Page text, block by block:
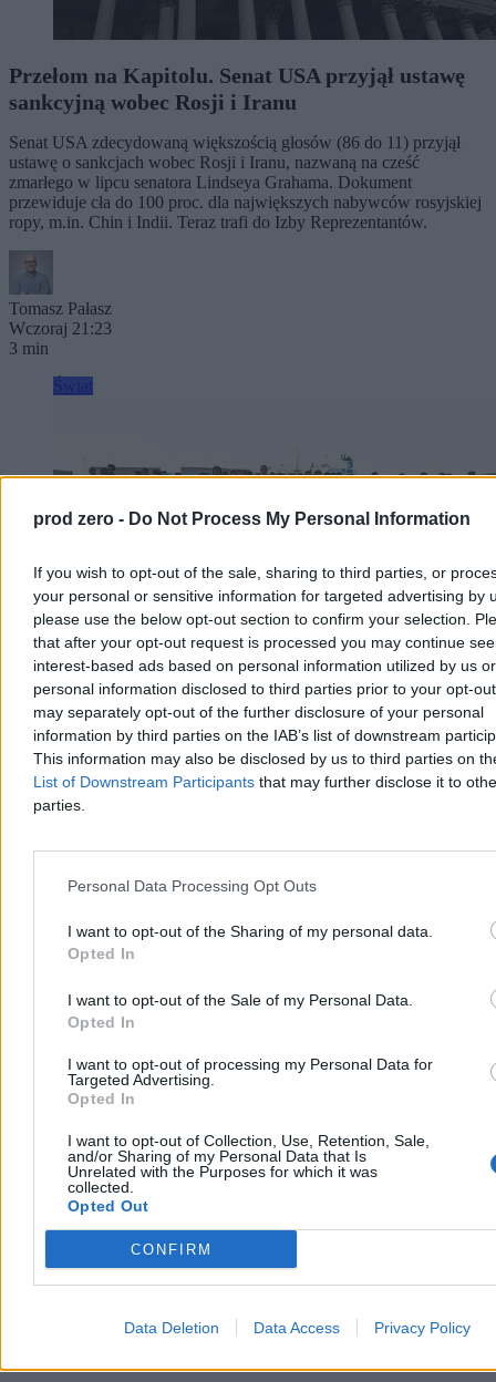
prod zero - Do Not Process My Personal Information
If you wish to opt-out of the sale, sharing to third parties, or
your personal or sensitive information for targeted advertising by
please use the below opt-out section to confirm your selection.
that after your opt-out request is processed you may continue
interest-based ads based on personal information utilized by us or
personal information disclosed to third parties prior to your opt-
may separately opt-out of the further disclosure of your personal
information by third parties on the IAB’s list of downstream
This information may also be disclosed by us to third parties on
List of Downstream Participants that may further disclose it to
parties.
Personal Data Processing Opt Outs
I want to opt-out of the Sharing of my personal data.
Opted In
I want to opt-out of the Sale of my Personal Data.
Opted In
I want to opt-out of processing my Personal Data for
Targeted Advertising.
Opted In
I want to opt-out of Collection, Use, Retention, Sale,
and/or Sharing of my Personal Data that Is
Unrelated with the Purposes for which it was
collected.
Opted Out
CONFIRM
Data Deletion Data Access Privacy Policy
Przełom na Kapitolu. Senat USA przyjął ustawę
sankcyjną wobec Rosji i Iranu
Senat USA zdecydowaną większością głosów (86 do 11) przyjął
ustawę o sankcjach wobec Rosji i Iranu, nazwaną na cześć
zmarłego w lipcu senatora Lindseya Grahama. Dokument
przewiduje cła do 100 proc. dla największych nabywców rosyjskiej
ropy, m.in. Chin i Indii. Teraz trafi do Izby Reprezentantów.
Tomasz Pałasz
Wczoraj 21:23
3 min
Kryzys migracyjny w Ceucie. Wśród migrantów
dużo dziewczynek i dzieci
Hiszpański rząd przyznaje, że wśród dzieci migrantów, którzy
respektowane jest prawo dzieci.
Tomasz Pałasz